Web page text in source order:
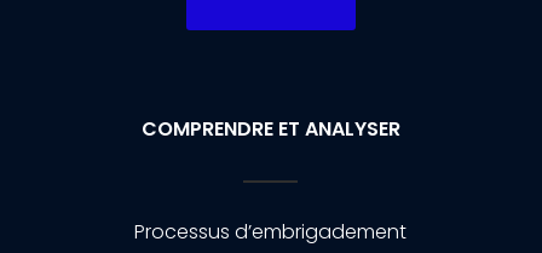
COMPRENDRE ET ANALYSER
Processus d’embrigadement